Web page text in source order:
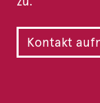
Kontakt